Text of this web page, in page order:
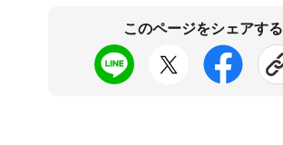
このページをシェアする